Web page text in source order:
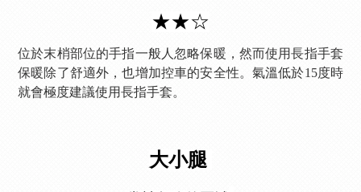
★★☆
位於末梢部位的手指一般人忽略保暖，然而使用長指手套
保暖除了舒適外，也增加控車的安全性。氣溫低於15度時
就會極度建議使用長指手套。
大小腿